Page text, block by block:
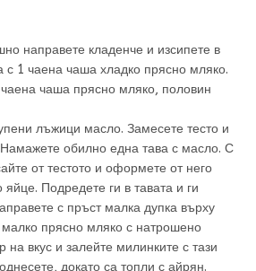
направете кладенче и изсипете в
с 1 чаена чаша хладко прясно мляко.
чаша прясно мляко, половин
лъжици масло. Замесете тесто и
Намажете обилно една тава с масло. С
от тестото и оформете от него
яйце. Подредете ги в тавата и ги
с пръст малка дупка върху
малко прясно мляко с натрошено
на вкус и залейте милинките с тази
докато са топли с айрян.